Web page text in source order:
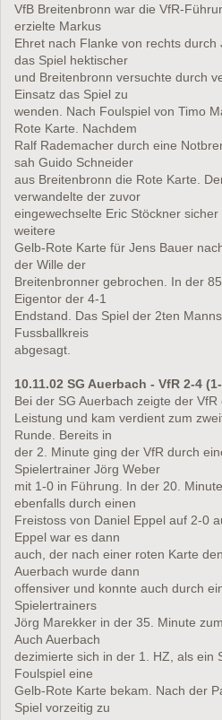
VfB Breitenbronn war die VfR-
erzielte Markus
Ehret nach Flanke von rechts durch
das Spiel hektischer
und Breitenbronn versuchte durch
Einsatz das Spiel zu
wenden. Nach Foulspiel von Timo
Rote Karte. Nachdem
Ralf Rademacher durch eine
sah Guido Schneider
aus Breitenbronn die Rote Karte.
verwandelte der zuvor
eingewechselte Eric Stöckner
weitere
Gelb-Rote Karte für Jens Bauer
der Wille der
Breitenbronner gebrochen. In der
Eigentor der 4-1
Endstand. Das Spiel der 2ten
Fussballkreis
abgesagt.
10.11.02 SG Auerbach - VfR 2-4
Bei der SG Auerbach zeigte der
Leistung und kam verdient zum
Runde. Bereits in
der 2. Minute ging der VfR durch
Spielertrainer Jörg Weber
mit 1-0 in Führung. In der 20.
ebenfalls durch einen
Freistoss von Daniel Eppel auf 2-0
Eppel war es dann
auch, der nach einer roten Karte
Auerbach wurde dann
offensiver und konnte auch durch
Spielertrainers
Jörg Marekker in der 35. Minute
Auch Auerbach
dezimierte sich in der 1. HZ, als ein
Foulspiel eine
Gelb-Rote Karte bekam. Nach der
Spiel vorzeitig zu